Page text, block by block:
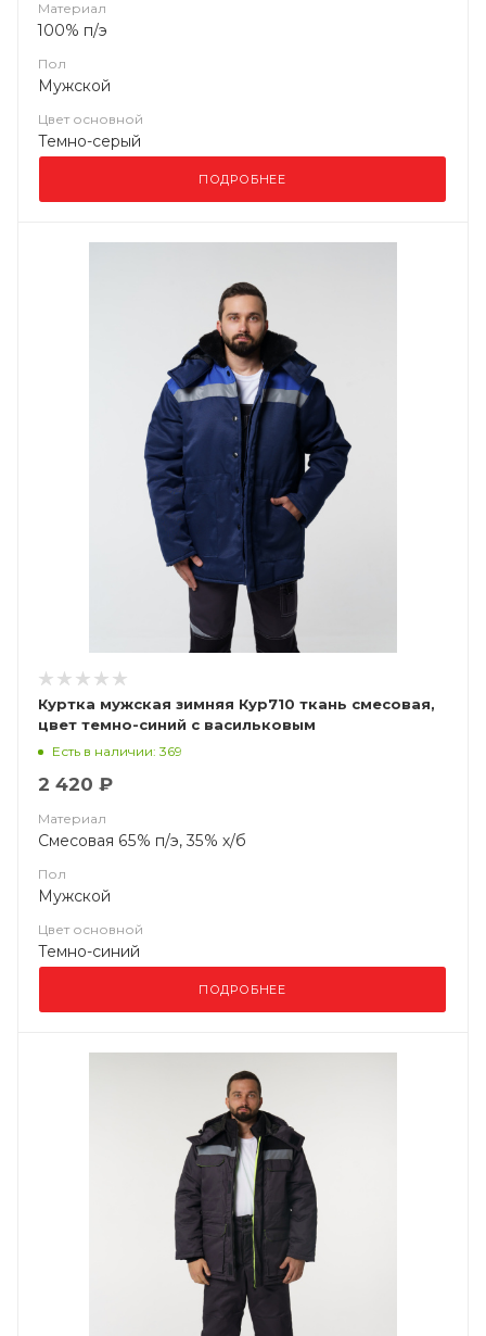
Материал
100% п/э
Пол
Мужской
Цвет основной
Темно-серый
ПОДРОБНЕЕ
Куртка мужская зимняя Кур710 ткань смесовая,
цвет темно-синий с васильковым
Есть в наличии: 369
2 420 ₽
Материал
Смесовая 65% п/э, 35% х/б
Пол
Мужской
Цвет основной
Темно-синий
ПОДРОБНЕЕ